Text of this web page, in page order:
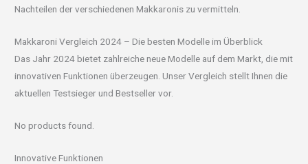
Nachteilen der verschiedenen Makkaronis zu vermitteln.
Makkaroni Vergleich 2024 – Die besten Modelle im Überblick
Das Jahr 2024 bietet zahlreiche neue Modelle auf dem Markt, die mit
innovativen Funktionen überzeugen. Unser Vergleich stellt Ihnen die
aktuellen Testsieger und Bestseller vor.
No products found.
Innovative Funktionen